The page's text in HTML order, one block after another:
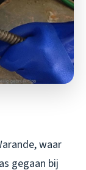
waar
gegaan bij